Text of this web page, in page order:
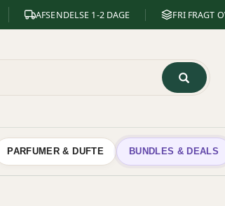
AFSENDELSE 1-2 DAGE FRI FRAGT
PARFUMER & DUFTE BUNDLES & DEALS